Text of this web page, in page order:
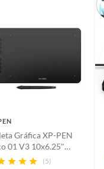
Gráfica XP-PEN
01 V3 10x6.25"
(16K) USB C Negro
(5)